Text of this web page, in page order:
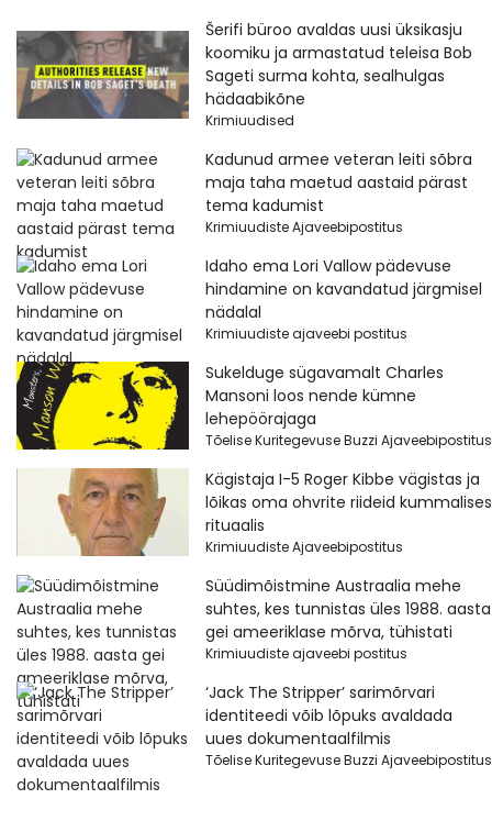
Šerifi büroo avaldas uusi üksikasju
koomiku ja armastatud teleisa Bob
Sageti surma kohta, sealhulgas
hädaabikõne
Krimiuudised
Kadunud armee veteran leiti sõbra
maja taha maetud aastaid pärast
tema kadumist
Krimiuudiste Ajaveebipostitus
Idaho ema Lori Vallow pädevuse
hindamine on kavandatud järgmisel
nädalal
Krimiuudiste ajaveebi postitus
Sukelduge sügavamalt Charles
Mansoni loos nende kümne
lehepöörajaga
Tõelise Kuritegevuse Buzzi Ajaveebipostitus
Kägistaja I-5 Roger Kibbe vägistas ja
lõikas oma ohvrite riideid kummalises
rituaalis
Krimiuudiste Ajaveebipostitus
Süüdimõistmine Austraalia mehe
suhtes, kes tunnistas üles 1988. aasta
gei ameeriklase mõrva, tühistati
Krimiuudiste ajaveebi postitus
‘Jack The Stripper’ sarimõrvari
identiteedi võib lõpuks avaldada
uues dokumentaalfilmis
Tõelise Kuritegevuse Buzzi Ajaveebipostitus